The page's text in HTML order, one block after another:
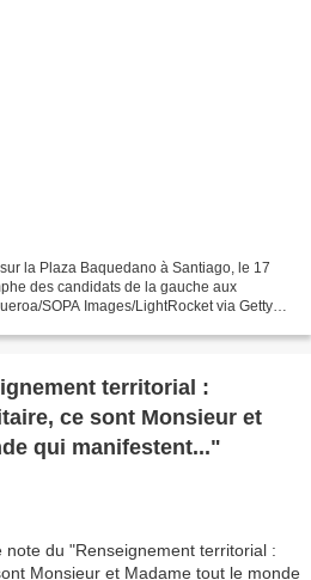
la Plaza Baquedano à Santiago, le 17
des candidats de la gauche aux
SOPA Images/LightRocket via Getty
territorial :
ce sont Monsieur et
qui manifestent..."